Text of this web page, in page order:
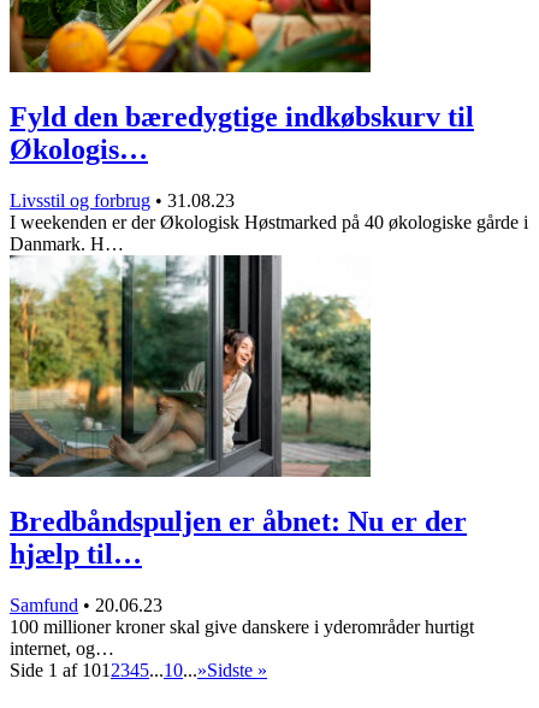
Fyld den bæredygtige indkøbskurv til
Økologis…
Livsstil og forbrug • 31.08.23
I weekenden er der Økologisk Høstmarked på 40 økologiske gårde i
Danmark. H…
Bredbåndspuljen er åbnet: Nu er der
hjælp til…
Samfund • 20.06.23
100 millioner kroner skal give danskere i yderområder hurtigt
internet, og…
Side 1 af 101 2345...10...»Sidste »